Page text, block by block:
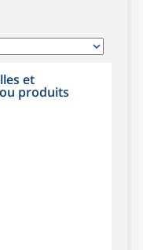
et
produits